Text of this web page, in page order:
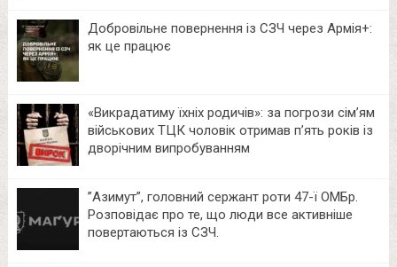
Добровільне повернення із СЗЧ через Армія+:
як це працює
«Викрадатиму їхніх родичів»: за погрози сім’ям
військових ТЦК чоловік отримав п’ять років із
дворічним випробуванням
⁨”Азимут”, головний сержант роти 47-ї ОМБр.
Розповідає про те, що люди все активніше
повертаються із СЗЧ.